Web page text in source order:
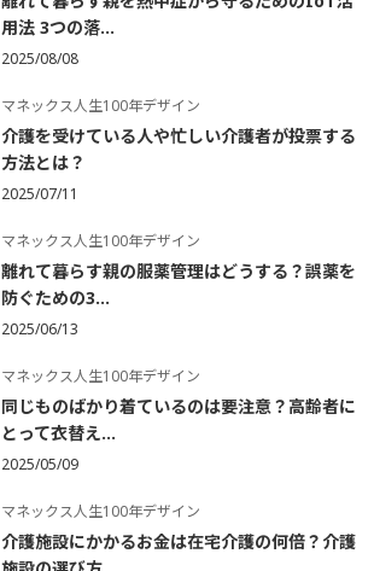
用法 3つの落...
2025/08/08
マネックス人生100年デザイン
介護を受けている人や忙しい介護者が投票する
方法とは？
2025/07/11
マネックス人生100年デザイン
離れて暮らす親の服薬管理はどうする？誤薬を
防ぐための3...
2025/06/13
マネックス人生100年デザイン
同じものばかり着ているのは要注意？高齢者に
とって衣替え...
2025/05/09
マネックス人生100年デザイン
介護施設にかかるお金は在宅介護の何倍？介護